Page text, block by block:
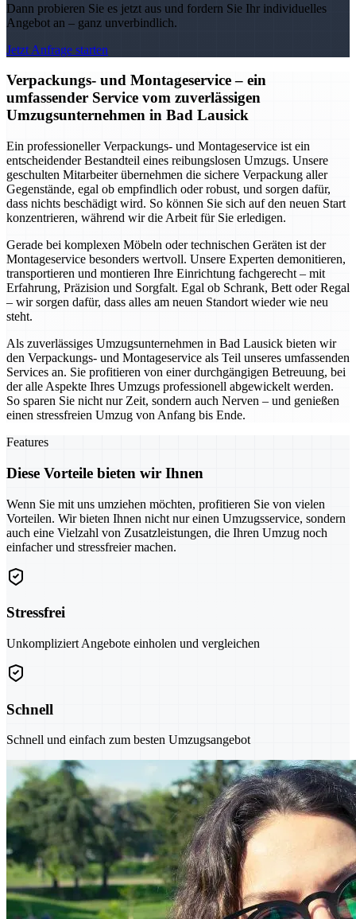
Dann probieren Sie es jetzt aus und fordern Sie Ihr individuelles
Angebot an – ganz unverbindlich.
Jetzt Anfrage starten
Verpackungs- und Montageservice – ein
umfassender Service vom zuverlässigen
Umzugsunternehmen in Bad Lausick
Ein professioneller Verpackungs- und Montageservice ist ein
entscheidender Bestandteil eines reibungslosen Umzugs. Unsere
geschulten Mitarbeiter übernehmen die sichere Verpackung aller
Gegenstände, egal ob empfindlich oder robust, und sorgen dafür,
dass nichts beschädigt wird. So können Sie sich auf den neuen Start
konzentrieren, während wir die Arbeit für Sie erledigen.
Gerade bei komplexen Möbeln oder technischen Geräten ist der
Montageservice besonders wertvoll. Unsere Experten demonitieren,
transportieren und montieren Ihre Einrichtung fachgerecht – mit
Erfahrung, Präzision und Sorgfalt. Egal ob Schrank, Bett oder Regal
– wir sorgen dafür, dass alles am neuen Standort wieder wie neu
steht.
Als zuverlässiges Umzugsunternehmen in Bad Lausick bieten wir
den Verpackungs- und Montageservice als Teil unseres umfassenden
Services an. Sie profitieren von einer durchgängigen Betreuung, bei
der alle Aspekte Ihres Umzugs professionell abgewickelt werden.
So sparen Sie nicht nur Zeit, sondern auch Nerven – und genießen
einen stressfreien Umzug von Anfang bis Ende.
Features
Diese Vorteile bieten wir Ihnen
Wenn Sie mit uns umziehen möchten, profitieren Sie von vielen
Vorteilen. Wir bieten Ihnen nicht nur einen Umzugsservice, sondern
auch eine Vielzahl von Zusatzleistungen, die Ihren Umzug noch
einfacher und stressfreier machen.
Stressfrei
Unkompliziert Angebote einholen und vergleichen
Schnell
Schnell und einfach zum besten Umzugsangebot